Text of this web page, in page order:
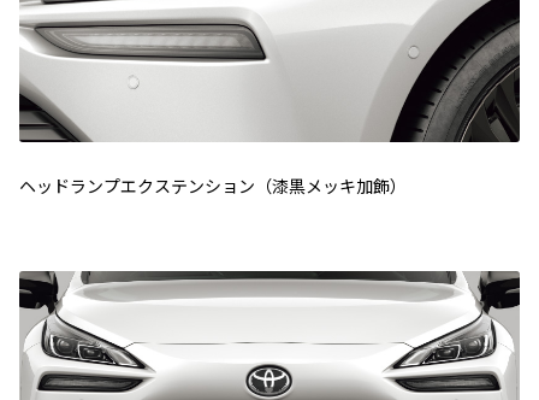
ヘッドランプエクステンション（漆黒メッキ加飾）